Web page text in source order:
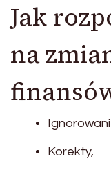
Jak
na
Korekty,